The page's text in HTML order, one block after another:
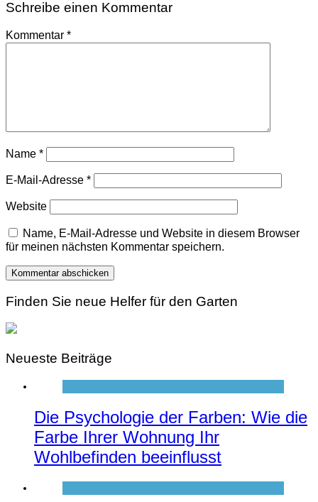
Schreibe einen Kommentar
Kommentar *
Name *
E-Mail-Adresse *
Website
Name, E-Mail-Adresse und Website in diesem Browser
für meinen nächsten Kommentar speichern.
Finden Sie neue Helfer für den Garten
Neueste Beiträge
Die Psychologie der Farben: Wie die
Farbe Ihrer Wohnung Ihr
Wohlbefinden beeinflusst